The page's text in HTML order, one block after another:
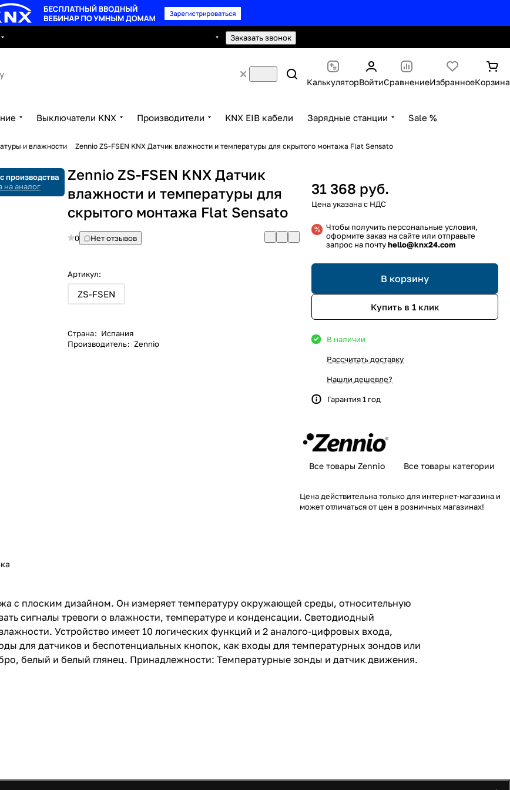
Заказать звонок
КалькуляторВойтиСравнениеИзбранноеКорзина
Выключатели KNX Производители KNX EIB кабели Зарядные станции Sale %
и влажности Zennio ZS-FSEN KNX Датчик влажности и температуры для скрытого монтажа Flat Sensato
производства
на аналог
Zennio ZS-FSEN KNX Датчик
влажности и температуры для
скрытого монтажа Flat Sensato
0 Нет отзывов
Артикул:
ZS-FSEN
Страна: Испания
Производитель: Zennio
31 368 руб.
Чтобы получить персональные условия,
оформите заказ на сайте или отправьте
запрос на почтуhello@knx24.com
В корзину
Купить в 1 клик
В наличии
Рассчитать доставку
Нашли дешевле?
Гарантия 1 год
Все товары Zennio Все товары категории
Цена действительна только для интернет-магазина и
может отличаться от цен в розничных магазинах!
с плоским дизайном. Он измеряет температуру окружающей среды, относительную
сигналы тревоги о влажности, температуре и конденсации. Светодиодный
Устройство имеет 10 логических функций и 2 аналого-цифровых входа,
для датчиков и беспотенциальных кнопок, как входы для температурных зондов или
белый и белый глянец. Принадлежности: Температурные зонды и датчик движения.